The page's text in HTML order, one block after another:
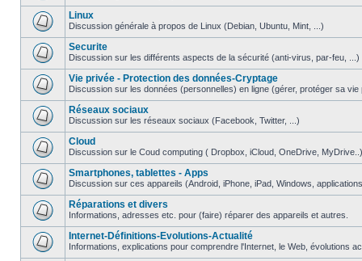
Linux
Discussion générale à propos de Linux (Debian, Ubuntu, Mint, ...)
Securite
Discussion sur les différents aspects de la sécurité (anti-virus, par-feu, ...)
Vie privée - Protection des données-Cryptage
Discussion sur les données (personnelles) en ligne (gérer, protéger sa
Réseaux sociaux
Discussion sur les réseaux sociaux (Facebook, Twitter, ...)
Cloud
Discussion sur le Coud computing ( Dropbox, iCloud, OneDrive, MyDrive..)
Smartphones, tablettes - Apps
Discussion sur ces appareils (Android, iPhone, iPad, Windows,
Réparations et divers
Informations, adresses etc. pour (faire) réparer des appareils et autres.
Internet-Définitions-Evolutions-Actualité
Informations, explications pour comprendre l'Internet, le Web, évolutions